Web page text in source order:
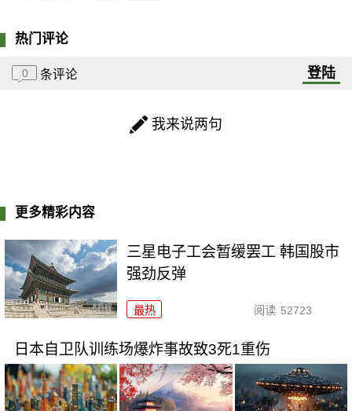
热门评论
0 条评论 登陆
我来说两句
更多精彩内容
三星电子工会暂缓罢工 韩国股市
强劲反弹
最热 阅读 52723
日本自卫队训练场爆炸事故致3死1重伤